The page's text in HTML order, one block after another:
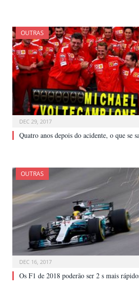
OUTRAS
DEC 29, 2017
Quatro anos depois do acidente, o que se
OUTRAS
DEC 16, 2017
Os F1 de 2018 poderão ser 2 s mais